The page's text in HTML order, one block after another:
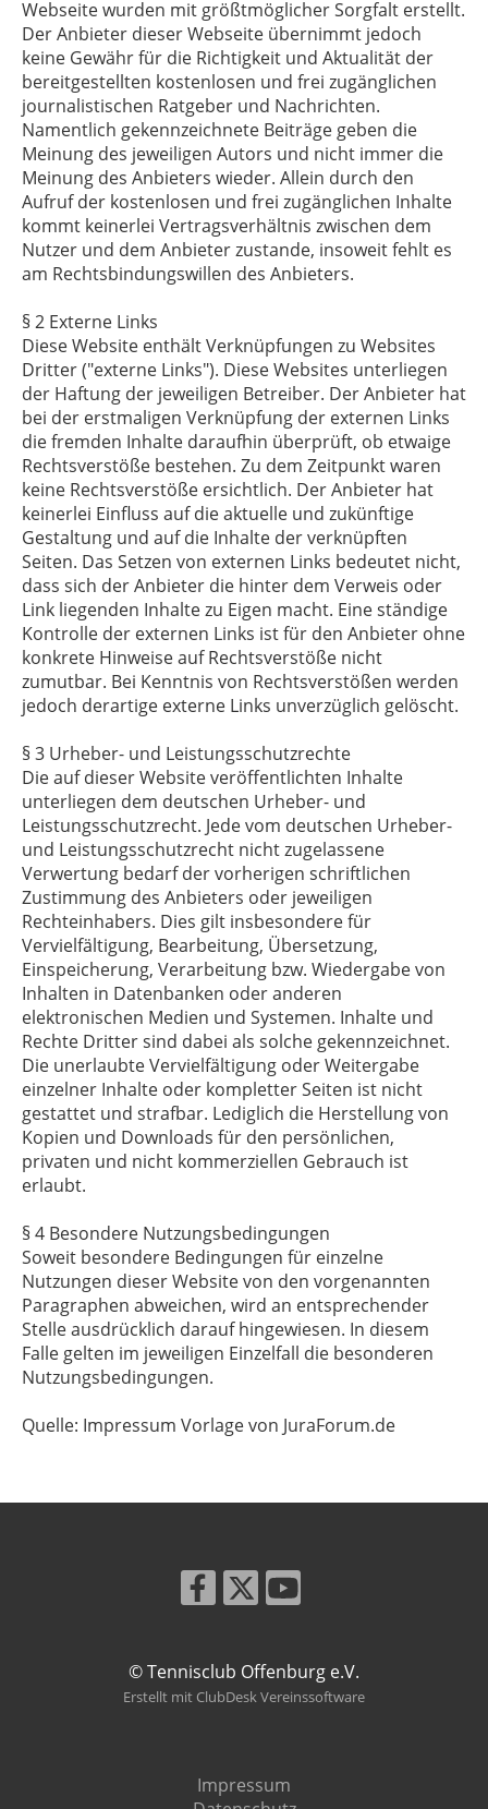
Webseite wurden mit größtmöglicher Sorgfalt erstellt.
Der Anbieter dieser Webseite übernimmt jedoch
keine Gewähr für die Richtigkeit und Aktualität der
bereitgestellten kostenlosen und frei zugänglichen
journalistischen Ratgeber und Nachrichten.
Namentlich gekennzeichnete Beiträge geben die
Meinung des jeweiligen Autors und nicht immer die
Meinung des Anbieters wieder. Allein durch den
Aufruf der kostenlosen und frei zugänglichen Inhalte
kommt keinerlei Vertragsverhältnis zwischen dem
Nutzer und dem Anbieter zustande, insoweit fehlt es
am Rechtsbindungswillen des Anbieters.
§ 2 Externe Links
Diese Website enthält Verknüpfungen zu Websites
Dritter ("externe Links"). Diese Websites unterliegen
der Haftung der jeweiligen Betreiber. Der Anbieter hat
bei der erstmaligen Verknüpfung der externen Links
die fremden Inhalte daraufhin überprüft, ob etwaige
Rechtsverstöße bestehen. Zu dem Zeitpunkt waren
keine Rechtsverstöße ersichtlich. Der Anbieter hat
keinerlei Einfluss auf die aktuelle und zukünftige
Gestaltung und auf die Inhalte der verknüpften
Seiten. Das Setzen von externen Links bedeutet nicht,
dass sich der Anbieter die hinter dem Verweis oder
Link liegenden Inhalte zu Eigen macht. Eine ständige
Kontrolle der externen Links ist für den Anbieter ohne
konkrete Hinweise auf Rechtsverstöße nicht
zumutbar. Bei Kenntnis von Rechtsverstößen werden
jedoch derartige externe Links unverzüglich gelöscht.
§ 3 Urheber- und Leistungsschutzrechte
Die auf dieser Website veröffentlichten Inhalte
unterliegen dem deutschen Urheber- und
Leistungsschutzrecht. Jede vom deutschen Urheber-
und Leistungsschutzrecht nicht zugelassene
Verwertung bedarf der vorherigen schriftlichen
Zustimmung des Anbieters oder jeweiligen
Rechteinhabers. Dies gilt insbesondere für
Vervielfältigung, Bearbeitung, Übersetzung,
Einspeicherung, Verarbeitung bzw. Wiedergabe von
Inhalten in Datenbanken oder anderen
elektronischen Medien und Systemen. Inhalte und
Rechte Dritter sind dabei als solche gekennzeichnet.
Die unerlaubte Vervielfältigung oder Weitergabe
einzelner Inhalte oder kompletter Seiten ist nicht
gestattet und strafbar. Lediglich die Herstellung von
Kopien und Downloads für den persönlichen,
privaten und nicht kommerziellen Gebrauch ist
erlaubt.
§ 4 Besondere Nutzungsbedingungen
Soweit besondere Bedingungen für einzelne
Nutzungen dieser Website von den vorgenannten
Paragraphen abweichen, wird an entsprechender
Stelle ausdrücklich darauf hingewiesen. In diesem
Falle gelten im jeweiligen Einzelfall die besonderen
Nutzungsbedingungen.
Quelle: Impressum Vorlage von JuraForum.de
© Tennisclub Offenburg e.V.
Erstellt mit ClubDesk Vereinssoftware
Impressum